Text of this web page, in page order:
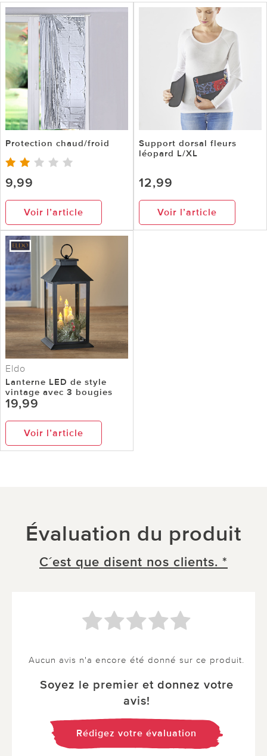
Protection chaud/froid
9,99
Voir l’article
Support dorsal fleurs
léopard L/XL
12,99
Voir l’article
Eldo
Lanterne LED de style
vintage avec 3 bougies
19,99
Voir l’article
Évaluation du produit
C´est que disent nos clients. *
Aucun avis n'a encore été donné sur ce produit.
Soyez le premier et donnez votre
avis!
Rédigez votre évaluation